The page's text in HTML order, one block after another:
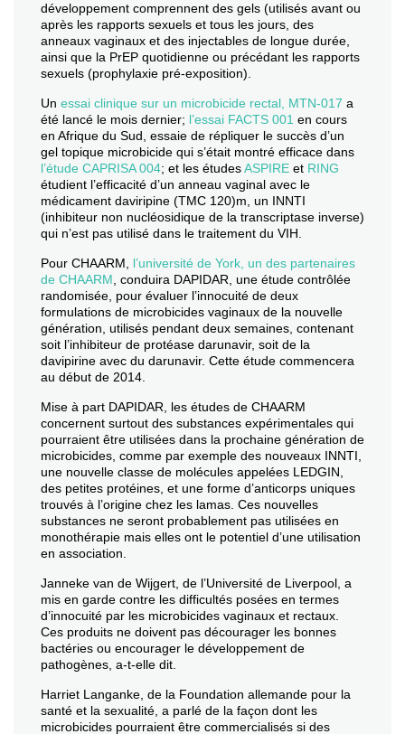
développement comprennent des gels (utilisés avant ou
après les rapports sexuels et tous les jours, des
anneaux vaginaux et des injectables de longue durée,
ainsi que la PrEP quotidienne ou précédant les rapports
sexuels (prophylaxie pré-exposition).
Un essai clinique sur un microbicide rectal, MTN-017 a
été lancé le mois dernier; l’essai FACTS 001 en cours
en Afrique du Sud, essaie de répliquer le succès d’un
gel topique microbicide qui s’était montré efficace dans
l’étude CAPRISA 004; et les étudesASPIRE et RING
étudient l’efficacité d’un anneau vaginal avec le
médicament daviripine (TMC 120)m, un INNTI
(inhibiteur non nucléosidique de la transcriptase inverse)
qui n’est pas utilisé dans le traitement du VIH.
Pour CHAARM, l’université de York, un des partenaires
de CHAARM , conduira DAPIDAR, une étude contrôlée
randomisée, pour évaluer l’innocuité de deux
formulations de microbicides vaginaux de la nouvelle
génération, utilisés pendant deux semaines, contenant
soit l’inhibiteur de protéase darunavir, soit de la
davipirine avec du darunavir. Cette étude commencera
au début de 2014.
Mise à part DAPIDAR, les études de CHAARM
concernent surtout des substances expérimentales qui
pourraient être utilisées dans la prochaine génération de
microbicides, comme par exemple des nouveaux INNTI,
une nouvelle classe de molécules appelées LEDGIN,
des petites protéines, et une forme d’anticorps uniques
trouvés à l’origine chez les lamas. Ces nouvelles
substances ne seront probablement pas utilisées en
monothérapie mais elles ont le potentiel d’une utilisation
en association.
Janneke van de Wijgert, de l’Université de Liverpool, a
mis en garde contre les difficultés posées en termes
d’innocuité par les microbicides vaginaux et rectaux.
Ces produits ne doivent pas décourager les bonnes
bactéries ou encourager le développement de
pathogènes, a-t-elle dit.
Harriet Langanke, de la Foundation allemande pour la
santé et la sexualité, a parlé de la façon dont les
microbicides pourraient être commercialisés si des